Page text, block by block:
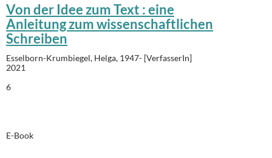
Von der Idee zum Text : eine
Anleitung zum wissenschaftlichen
Schreiben
Esselborn-Krumbiegel, Helga, 1947- [VerfasserIn]
2021
6
E-Book